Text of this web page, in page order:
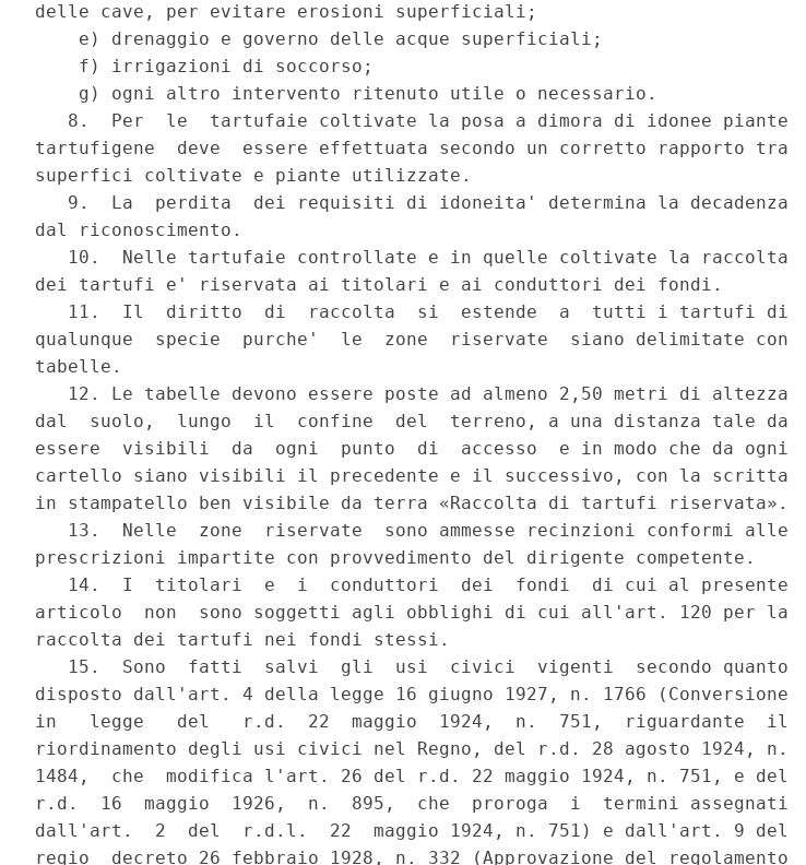
delle cave, per evitare erosioni superficiali;
    e) drenaggio e governo delle acque superficiali;
    f) irrigazioni di soccorso;
    g) ogni altro intervento ritenuto utile o necessario.
   8.  Per  le  tartufaie coltivate la posa a dimora di idonee piante
tartufigene  deve  essere effettuata secondo un corretto rapporto tra
superfici coltivate e piante utilizzate.
   9.  La  perdita  dei requisiti di idoneita' determina la decadenza
dal riconoscimento.
   10.  Nelle tartufaie controllate e in quelle coltivate la raccolta
dei tartufi e' riservata ai titolari e ai conduttori dei fondi.
   11.  Il  diritto  di  raccolta  si  estende  a  tutti i tartufi di
qualunque  specie  purche'  le  zone  riservate  siano delimitate con
tabelle.
   12. Le tabelle devono essere poste ad almeno 2,50 metri di altezza
dal  suolo,  lungo  il  confine  del  terreno, a una distanza tale da
essere  visibili  da  ogni  punto  di  accesso  e in modo che da ogni
cartello siano visibili il precedente e il successivo, con la scritta
in stampatello ben visibile da terra «Raccolta di tartufi riservata».
   13.  Nelle  zone  riservate  sono ammesse recinzioni conformi alle
prescrizioni impartite con provvedimento del dirigente competente.
   14.  I  titolari  e  i  conduttori  dei  fondi  di cui al presente
articolo  non  sono soggetti agli obblighi di cui all'art. 120 per la
raccolta dei tartufi nei fondi stessi.
   15.  Sono  fatti  salvi  gli  usi  civici  vigenti  secondo quanto
disposto dall'art. 4 della legge 16 giugno 1927, n. 1766 (Conversione
in   legge   del   r.d.  22  maggio  1924,  n.  751,  riguardante  il
riordinamento degli usi civici nel Regno, del r.d. 28 agosto 1924, n.
1484,  che  modifica l'art. 26 del r.d. 22 maggio 1924, n. 751, e del
r.d.  16  maggio  1926,  n.  895,  che  proroga  i  termini assegnati
dall'art.  2  del  r.d.l.  22  maggio 1924, n. 751) e dall'art. 9 del
regio  decreto 26 febbraio 1928, n. 332 (Approvazione del regolamento